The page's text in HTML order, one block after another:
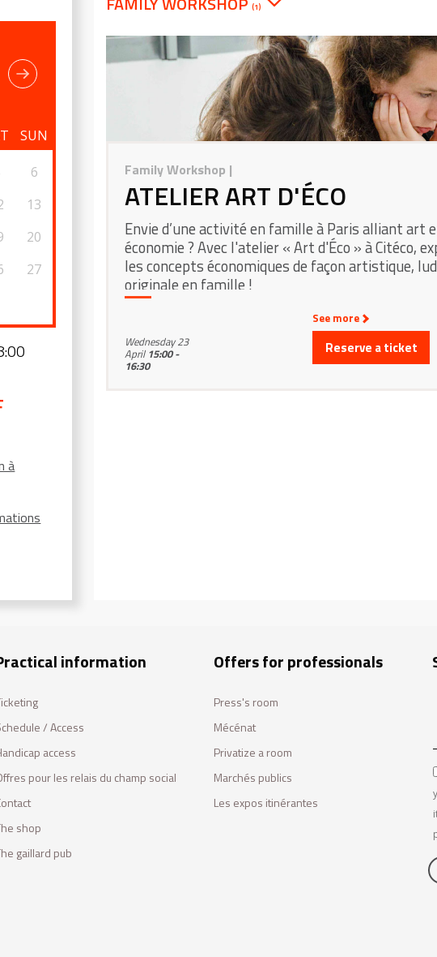
SUN
6
13
20
27
à
(1)
Family Workshop |
ATELIER ART D'ÉCO
Envie d’une activité en famille à Paris alliant art
économie ? Avec l'atelier « Art d'Éco » à Citéco,
les concepts économiques de façon artistique,
originale en famille !
Wednesday 23
April 15:00 -
16:30
See more
Reserve a ticket
information
/ Access
access
pour les relais du champ social
shop
gaillard pub
Offers for professionals
Press's room
Mécénat
Privatize a room
Marchés publics
Les expos itinérantes